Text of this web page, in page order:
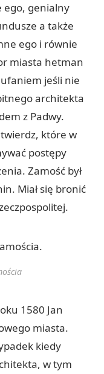
ego, genialny
a także
ego i równie
miasta hetman
jeśli nie
architekta
z Padwy.
twierdz, które w
postępy
Zamość był
Miał się bronić
1580 Jan
miasta.
kiedy
w tym